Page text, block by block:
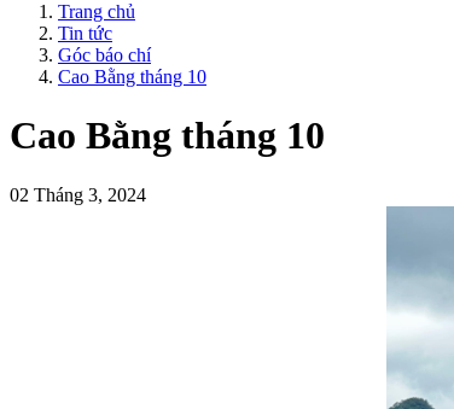
Trang chủ
Tin tức
Góc báo chí
Cao Bằng tháng 10
Cao Bằng tháng 10
02 Tháng 3, 2024